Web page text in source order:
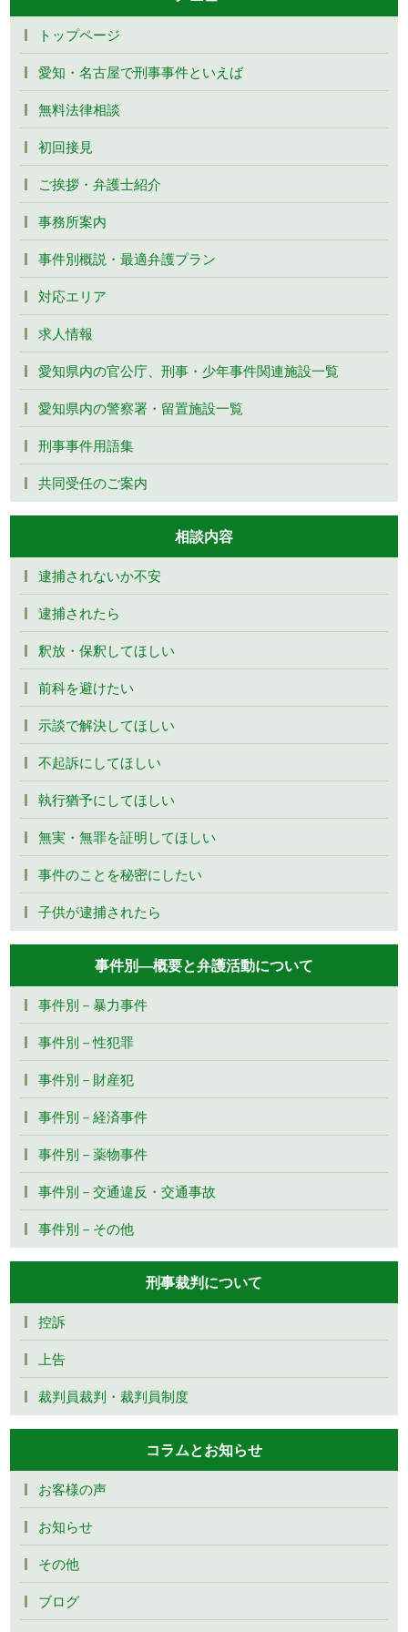
トップページ
愛知・名古屋で刑事事件といえば
無料法律相談
初回接見
ご挨拶・弁護士紹介
事務所案内
事件別概説・最適弁護プラン
対応エリア
求人情報
愛知県内の官公庁、刑事・少年事件関連施設一覧
愛知県内の警察署・留置施設一覧
刑事事件用語集
共同受任のご案内
相談内容
逮捕されないか不安
逮捕されたら
釈放・保釈してほしい
前科を避けたい
示談で解決してほしい
不起訴にしてほしい
執行猶予にしてほしい
無実・無罪を証明してほしい
事件のことを秘密にしたい
子供が逮捕されたら
事件別―概要と弁護活動について
事件別－暴力事件
事件別－性犯罪
事件別－財産犯
事件別－経済事件
事件別－薬物事件
事件別－交通違反・交通事故
事件別－その他
刑事裁判について
控訴
上告
裁判員裁判・裁判員制度
コラムとお知らせ
お客様の声
お知らせ
その他
ブログ